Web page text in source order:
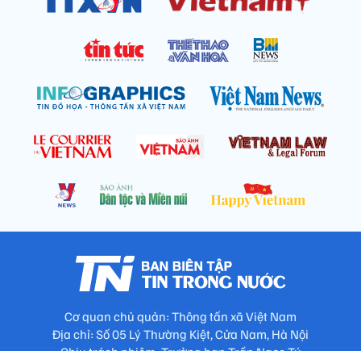
Cơ quan chủ quản: Thông tấn xã Việt Nam
Địa chỉ: Số 05 Lý Thường Kiệt, Cửa Nam, Hà Nội